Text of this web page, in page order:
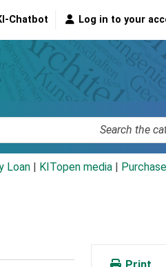
Chatbot Log in to your
Loan KITopen media